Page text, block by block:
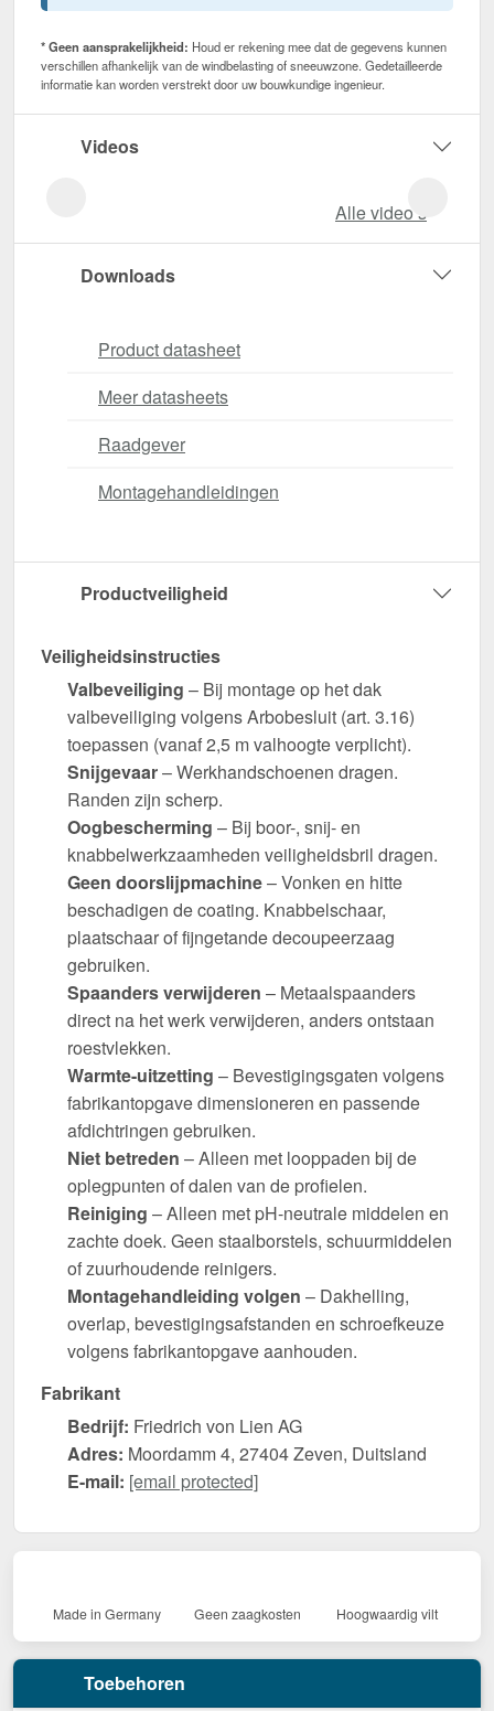
* Geen aansprakelijkheid: Houd er rekening mee dat de gegevens kunnen
verschillen afhankelijk van de windbelasting of sneeuwzone. Gedetailleerde
informatie kan worden verstrekt door uw bouwkundige ingenieur.
Videos
Alle video‘s
Downloads
Product datasheet
Meer datasheets
Raadgever
Montagehandleidingen
Productveiligheid
Veiligheidsinstructies
Valbeveiliging – Bij montage op het dak
valbeveiliging volgens Arbobesluit (art. 3.16)
toepassen (vanaf 2,5 m valhoogte verplicht).
Snijgevaar– Werkhandschoenen dragen.
Randen zijn scherp.
Oogbescherming – Bij boor-, snij- en
knabbelwerkzaamheden veiligheidsbril dragen.
Geen doorslijpmachine– Vonken en hitte
beschadigen de coating. Knabbelschaar,
plaatschaar of fijngetande decoupeerzaag
gebruiken.
Spaanders verwijderen – Metaalspaanders
direct na het werk verwijderen, anders ontstaan
roestvlekken.
Warmte-uitzetting – Bevestigingsgaten volgens
fabrikantopgave dimensioneren en passende
afdichtringen gebruiken.
Niet betreden – Alleen met looppaden bij de
oplegpunten of dalen van de profielen.
Reiniging – Alleen met pH-neutrale middelen en
zachte doek. Geen staalborstels, schuurmiddelen
of zuurhoudende reinigers.
Montagehandleiding volgen – Dakhelling,
overlap, bevestigingsafstanden en schroefkeuze
volgens fabrikantopgave aanhouden.
Fabrikant
Bedrijf: Friedrich von Lien AG
Adres: Moordamm 4, 27404 Zeven, Duitsland
E-mail: [email protected]
Made in Germany Geen zaagkosten Hoogwaardig vilt
Toebehoren